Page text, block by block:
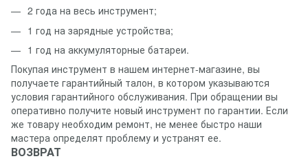
2 года на весь инструмент;
1 год на зарядные устройства;
1 год на аккумуляторные батареи.
Покупая инструмент в нашем интернет-магазине, вы
получаете гарантийный талон, в котором указываются
условия гарантийного обслуживания. При обращении вы
оперативно получите новый инструмент по гарантии. Если
же товару необходим ремонт, не менее быстро наши
мастера определят проблему и устранят ее.
ВОЗВРАТ